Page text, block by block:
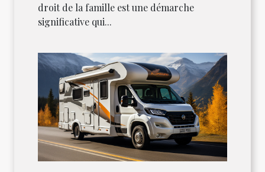
droit de la famille est une démarche
significative qui...